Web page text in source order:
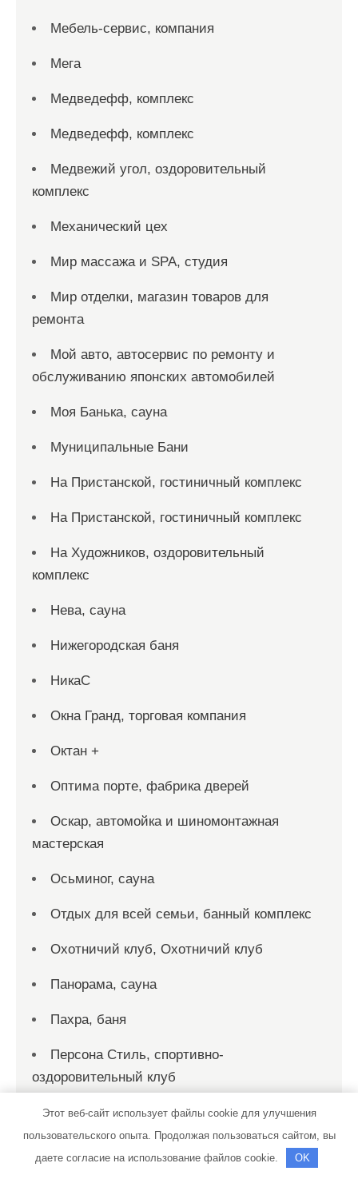
Мебель-сервис, компания
Мега
Медведефф, комплекс
Медведефф, комплекс
Медвежий угол, оздоровительный
комплекс
Механический цех
Мир массажа и SPA, студия
Мир отделки, магазин товаров для
ремонта
Мой авто, автосервис по ремонту и
обслуживанию японских автомобилей
Моя Банька, сауна
Муниципальные Бани
На Пристанской, гостиничный комплекс
На Пристанской, гостиничный комплекс
На Художников, оздоровительный
комплекс
Нева, сауна
Нижегородская баня
НикаС
Окна Гранд, торговая компания
Октан +
Оптима порте, фабрика дверей
Оскар, автомойка и шиномонтажная
мастерская
Осьминог, сауна
Отдых для всей семьи, банный комплекс
Охотничий клуб, Охотничий клуб
Панорама, сауна
Пахра, баня
Персона Стиль, спортивно-
оздоровительный клуб
Пик-сервис, автомойка
Этот веб-сайт использует файлы cookie для улучшения
пользовательского опыта. Продолжая пользоваться сайтом, вы
даете согласие на использование файлов cookie.
OK